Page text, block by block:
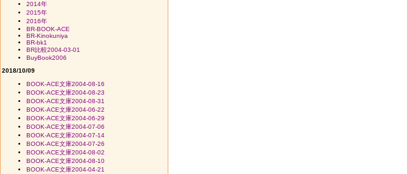
2014年
2015年
2016年
BR-BOOK-ACE
BR-Kinokuniya
BR-bk1
BR比較2004-03-01
BuyBook2006
2018/10/09
BOOK-ACE文庫2004-08-16
BOOK-ACE文庫2004-08-23
BOOK-ACE文庫2004-08-31
BOOK-ACE文庫2004-06-22
BOOK-ACE文庫2004-06-29
BOOK-ACE文庫2004-07-06
BOOK-ACE文庫2004-07-14
BOOK-ACE文庫2004-07-26
BOOK-ACE文庫2004-08-02
BOOK-ACE文庫2004-08-10
BOOK-ACE文庫2004-04-21